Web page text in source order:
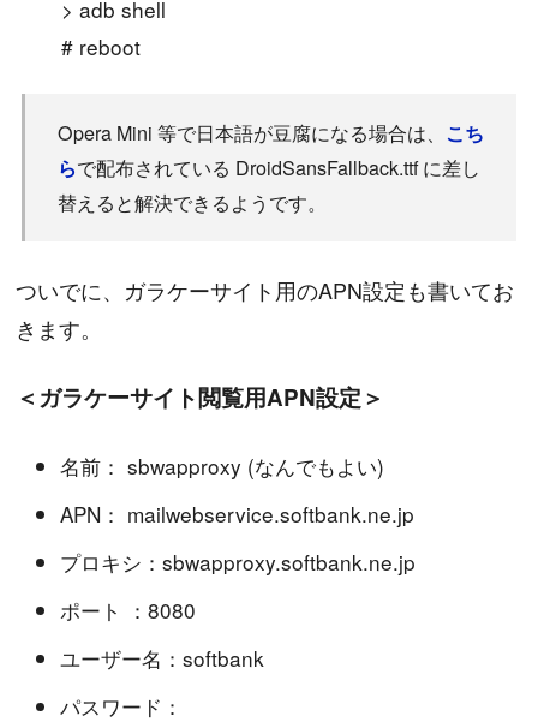
> adb shell
# reboot
Opera Mini 等で日本語が豆腐になる場合は、
こち
らで配布されている DroidSansFallback.ttf に差し
替えると解決できるようです。
ついでに、ガラケーサイト用のAPN設定も書いてお
きます。
＜ガラケーサイト閲覧用APN設定＞
名前： sbwapproxy (なんでもよい)
APN： mailwebservice.softbank.ne.jp
プロキシ：sbwapproxy.softbank.ne.jp
ポート ：8080
ユーザー名：softbank
パスワード：